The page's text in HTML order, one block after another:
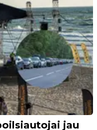
jau